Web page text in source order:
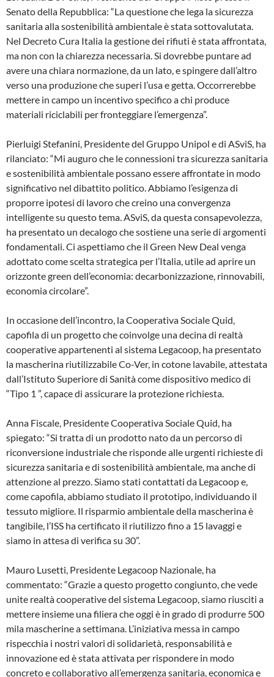
Senato della Repubblica: “La questione che lega la sicurezza
sanitaria alla sostenibilità ambientale è stata sottovalutata.
Nel Decreto Cura Italia la gestione dei rifiuti è stata affrontata,
ma non con la chiarezza necessaria. Si dovrebbe puntare ad
avere una chiara normazione, da un lato, e spingere dall’altro
verso una produzione che superi l’usa e getta. Occorrerebbe
mettere in campo un incentivo specifico a chi produce
materiali riciclabili per fronteggiare l’emergenza”.
Pierluigi Stefanini, Presidente del Gruppo Unipol e di ASviS, ha
rilanciato: “Mi auguro che le connessioni tra sicurezza sanitaria
e sostenibilità ambientale possano essere affrontate in modo
significativo nel dibattito politico. Abbiamo l’esigenza di
proporre ipotesi di lavoro che creino una convergenza
intelligente su questo tema. ASviS, da questa consapevolezza,
ha presentato un decalogo che sostiene una serie di argomenti
fondamentali. Ci aspettiamo che il Green New Deal venga
adottato come scelta strategica per l’Italia, utile ad aprire un
orizzonte green dell’economia: decarbonizzazione, rinnovabili,
economia circolare”.
In occasione dell’incontro, la Cooperativa Sociale Quid,
capofila di un progetto che coinvolge una decina di realtà
cooperative appartenenti al sistema Legacoop, ha presentato
la mascherina riutilizzabile Co-Ver, in cotone lavabile, attestata
dall’Istituto Superiore di Sanità come dispositivo medico di
“Tipo 1 ”, capace di assicurare la protezione richiesta.
Anna Fiscale, Presidente Cooperativa Sociale Quid, ha
spiegato: “Si tratta di un prodotto nato da un percorso di
riconversione industriale che risponde alle urgenti richieste di
sicurezza sanitaria e di sostenibilità ambientale, ma anche di
attenzione al prezzo. Siamo stati contattati da Legacoop e,
come capofila, abbiamo studiato il prototipo, individuando il
tessuto migliore. Il risparmio ambientale della mascherina è
tangibile, l’ISS ha certificato il riutilizzo fino a 15 lavaggi e
siamo in attesa di verifica su 30”.
Mauro Lusetti, Presidente Legacoop Nazionale, ha
commentato: “Grazie a questo progetto congiunto, che vede
unite realtà cooperative del sistema Legacoop, siamo riusciti a
mettere insieme una filiera che oggi è in grado di produrre 500
mila mascherine a settimana. L’iniziativa messa in campo
rispecchia i nostri valori di solidarietà, responsabilità e
innovazione ed è stata attivata per rispondere in modo
concreto e collaborativo all’emergenza sanitaria, economica e